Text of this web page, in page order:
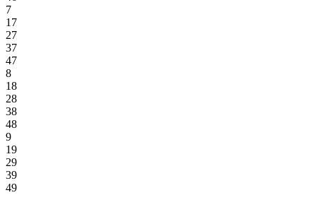
7
17
27
37
47
8
18
28
38
48
9
19
29
39
49